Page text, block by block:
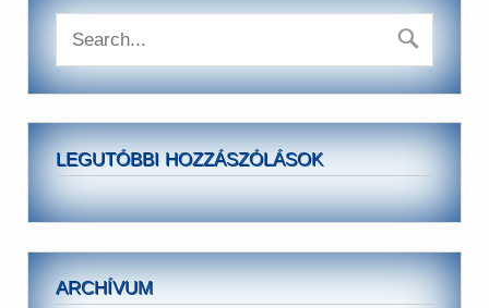
LEGUTÓBBI HOZZÁSZÓLÁSOK
ARCHÍVUM